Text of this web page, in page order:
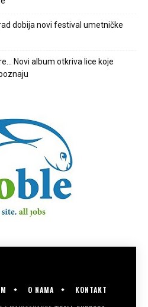
dobija novi festival umetničke
Novi album otkriva lice koje
O NAMA KONTAKT